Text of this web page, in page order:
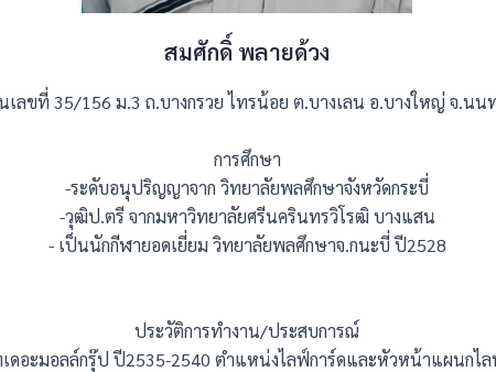
สมศักดิ์ พลายด้วง
เลขที่ 35/156 ม.3 ถ.บางกรวย ไทรน้อย ต.บางเลน อ.บางใหญ่ จ.นน
การศึกษา
-ระดับอนุปริญญาจาก วิทยาลัยพลศึกษาจังหวัดกระบี่
-วุฒิป.ตรี จากมหาวิทยาลัยศรีนครินทรวิโรฒิ บางแสน
- เป็นนักกีฬายอดเยี่ยม วิทยาลัยพลศึกษาจ.กนะบี่ ปี2528
ประวัติการทำงาน/ประสบการณ์
ดอะมอลล์กรุ๊ป ปี2535-2540 ตำแหน่งไลฟ์การ์ดและหัวหน้าแผนกไล